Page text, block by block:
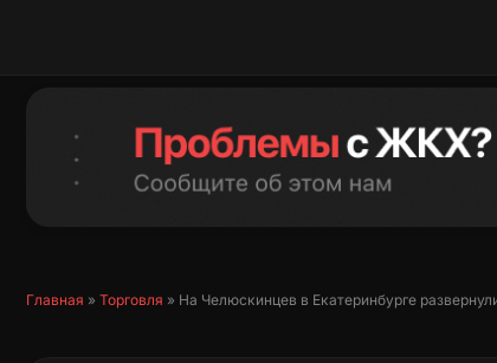
Главная » Торговля » На Челюскинцев в Екатеринбурге